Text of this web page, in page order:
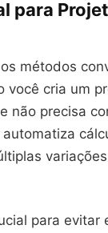
para
métodos
você cria um
não precisa
para evitar